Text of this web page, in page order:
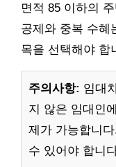
면적 85 이하의
공제와 중복 수혜
목을 선택해야 합
주의사항: 임대
지 않은 임대인
제가 가능합니
수 있어야 합니